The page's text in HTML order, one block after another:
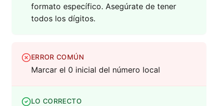
formato específico. Asegúrate de tener
todos los dígitos.
ERROR COMÚN
Marcar el 0 inicial del número local
LO CORRECTO